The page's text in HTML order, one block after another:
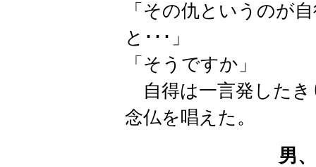
「その仇というのが
と･･･」
「そうですか」
自得は一言発したき
念仏を唱えた。
男